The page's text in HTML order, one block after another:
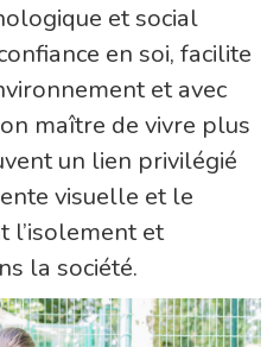
et social
en soi, facilite
et avec
maître de vivre plus
un lien privilégié
visuelle et le
l’isolement et
la société.